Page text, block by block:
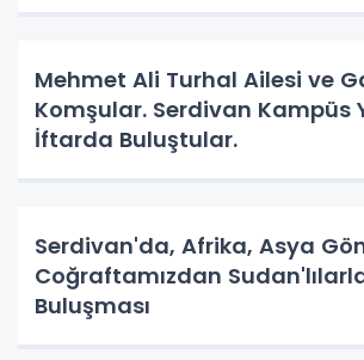
Mehmet Ali Turhal Ailesi ve
Komşular. Serdivan Kampüs
İftarda Buluştular.
Serdivan'da, Afrika, Asya
Coğraftamızdan
Buluşması